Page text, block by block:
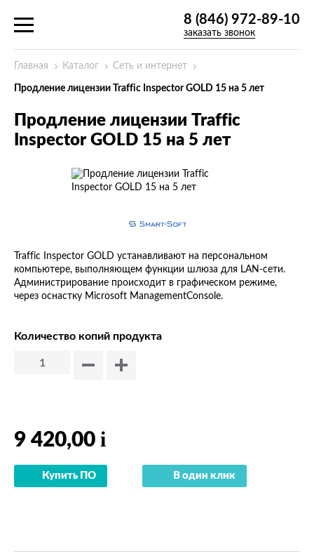
8 (846) 972-89-10
заказать звонок
Главная Каталог Сеть и интернет
Продление лицензии Traffic Inspector GOLD 15 на 5 лет
Продление лицензии Traffic
Inspector GOLD 15 на 5 лет
Traffic Inspector GOLD устанавливают на персональном
компьютере, выполняющем функции шлюза для LAN-сети.
Администрирование происходит в графическом режиме,
через оснастку Microsoft ManagementConsole.
Количество копий продукта
9 420,00 i
Купить ПО В один клик